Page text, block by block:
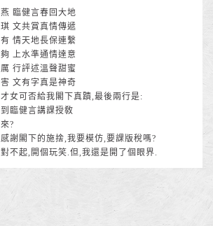
燕 臨健言春回大地
琪 文共賞真情傳遞
有 情天地長保連繫
夠 上水準通情達意
厲 行評述溫聲甜蜜
害 文有字真是神奇
才女可否給我閣下真蹟,最後兩行是:
到臨健言講課授敎
來?
感謝閣下的施捨,我要模仿,要課版稅嗎?
對不起,開個玩笑.但,我還是開了個眼界.